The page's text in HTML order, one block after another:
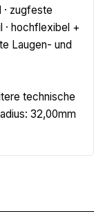
zugfeste
· hochflexibel +
Laugen- und
technische
32,00mm